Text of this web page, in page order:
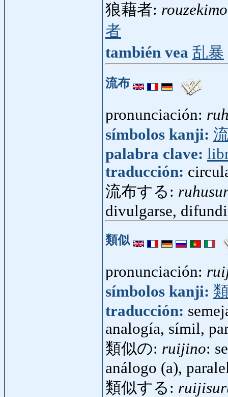
狼藉者:
者
también vea 乱暴
流布
pronunciación:
símbolos kanji:
palabra clave:
traducción:
流布する:
divulgarse,
類似
pronunciación:
símbolos kanji:
traducción:
analogía, símil,
類似の: ruijino:
análogo (a),
類似する: